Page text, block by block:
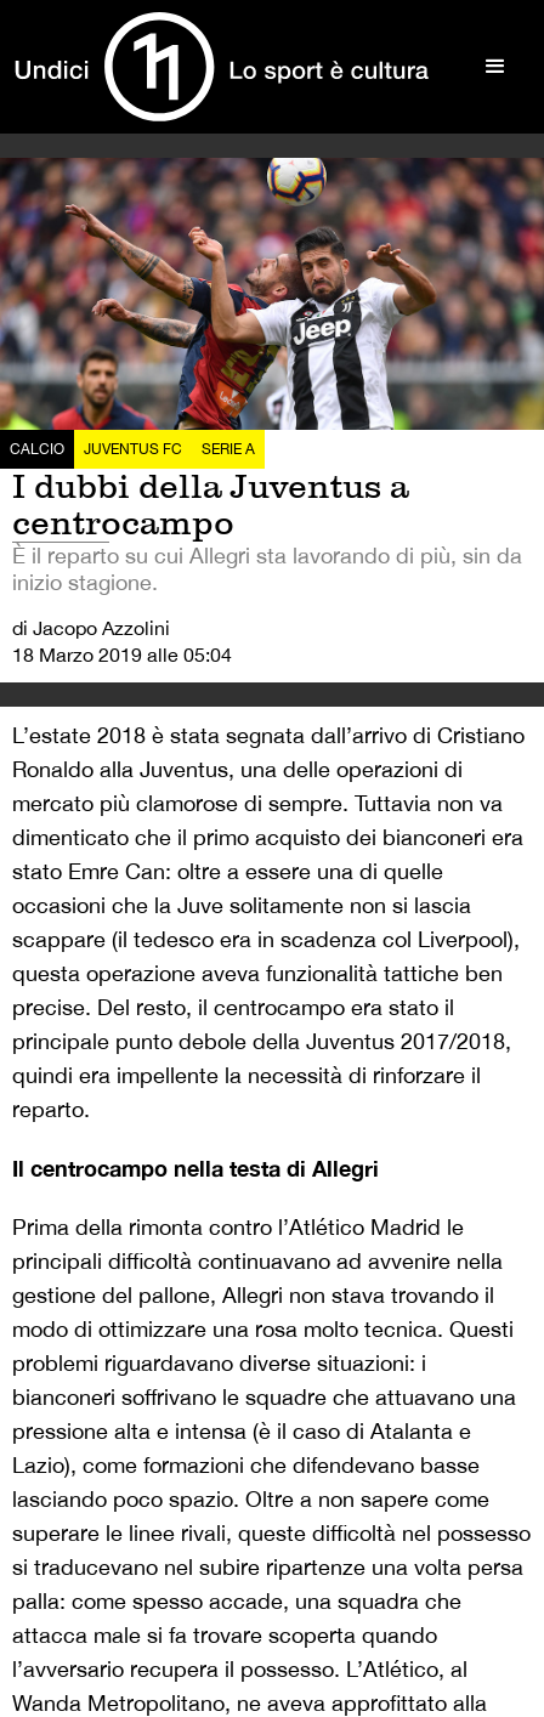
CALCIO JUVENTUS FC SERIE A
I dubbi della Juventus a
centrocampo
È il reparto su cui Allegri sta lavorando di più, sin da
inizio stagione.
di Jacopo Azzolini
18 Marzo 2019 alle 05:04
L’estate 2018 è stata segnata dall’arrivo di Cristiano
Ronaldo alla Juventus, una delle operazioni di
mercato più clamorose di sempre. Tuttavia non va
dimenticato che il primo acquisto dei bianconeri era
stato Emre Can: oltre a essere una di quelle
occasioni che la Juve solitamente non si lascia
scappare (il tedesco era in scadenza col Liverpool),
questa operazione aveva funzionalità tattiche ben
precise. Del resto, il centrocampo era stato il
principale punto debole della Juventus 2017/2018,
quindi era impellente la necessità di rinforzare il
reparto.
Il centrocampo nella testa di Allegri
Prima della rimonta contro l’Atlético Madrid le
principali difficoltà continuavano ad avvenire nella
gestione del pallone, Allegri non stava trovando il
modo di ottimizzare una rosa molto tecnica. Questi
problemi riguardavano diverse situazioni: i
bianconeri soffrivano le squadre che attuavano una
pressione alta e intensa (è il caso di Atalanta e
Lazio), come formazioni che difendevano basse
lasciando poco spazio. Oltre a non sapere come
superare le linee rivali, queste difficoltà nel possesso
si traducevano nel subire ripartenze una volta persa
palla: come spesso accade, una squadra che
attacca male si fa trovare scoperta quando
l’avversario recupera il possesso. L’Atlético, al
Wanda Metropolitano, ne aveva approfittato alla